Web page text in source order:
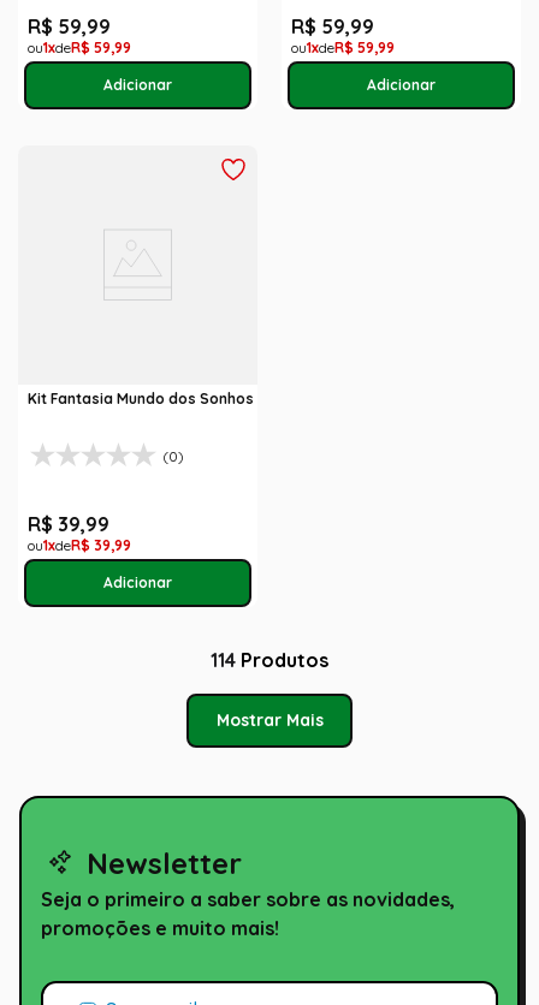
R$ 59,99
1 R$ 59,99
R$ 59,99
1 R$ 59,99
Kit Fantasia Mundo dos Sonhos
(0)
R$ 39,99
1 R$ 39,99
114 Produtos
Mostrar Mais
Newsletter
Seja o primeiro a saber sobre as novidades,
promoções e muito mais!